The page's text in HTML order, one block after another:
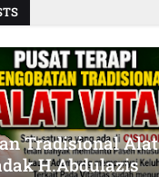
Tradisional Alat
H.Abdulazis